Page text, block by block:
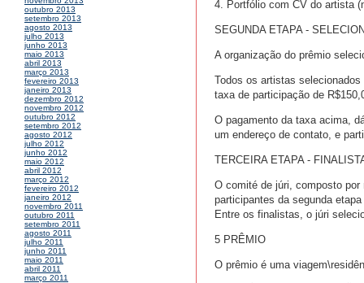
outubro 2013
setembro 2013
agosto 2013
julho 2013
junho 2013
maio 2013
abril 2013
março 2013
fevereiro 2013
janeiro 2013
dezembro 2012
novembro 2012
outubro 2012
setembro 2012
agosto 2012
julho 2012
junho 2012
maio 2012
abril 2012
março 2012
fevereiro 2012
janeiro 2012
novembro 2011
outubro 2011
setembro 2011
agosto 2011
julho 2011
junho 2011
maio 2011
abril 2011
março 2011
4. Portfólio com CV do artista
SEGUNDA ETAPA -
A organização do prêmio
Todos os artistas
taxa de participação de
O pagamento da taxa acima,
um endereço de contato, e
TERCEIRA ETAPA -
O comité de júri, composto
participantes da segunda
Entre os finalistas, o júri
5 PRÊMIO
O prêmio é uma